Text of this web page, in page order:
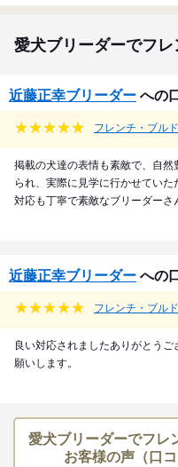
愛犬ブリーダーでフ
近藤正幸ブリーダーへの
フレンチ・ブル
掲載の犬達の表情も素敵で、自
られ、実際に見学に行かせていた
対応も丁寧で素敵なブリーダーさ
近藤正幸ブリーダーへの
フレンチ・ブル
良い対応されましたありがとう
願いします。
愛犬ブリーダーでフレ
お客様の声（口